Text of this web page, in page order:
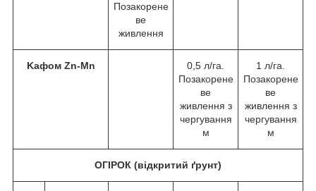
Позакорене
ве
живлення
Kафом Zn-Mn
0,5 л/га.
Позакорене
ве
живлення з
чергування
м
1 л/га.
Позакорене
ве
живлення з
чергування
м
ОГІРОК (відкритий ґрунт)